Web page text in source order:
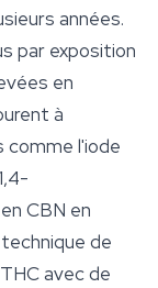
années.
par exposition
en
à
comme l'iode
CBN en
de
avec de